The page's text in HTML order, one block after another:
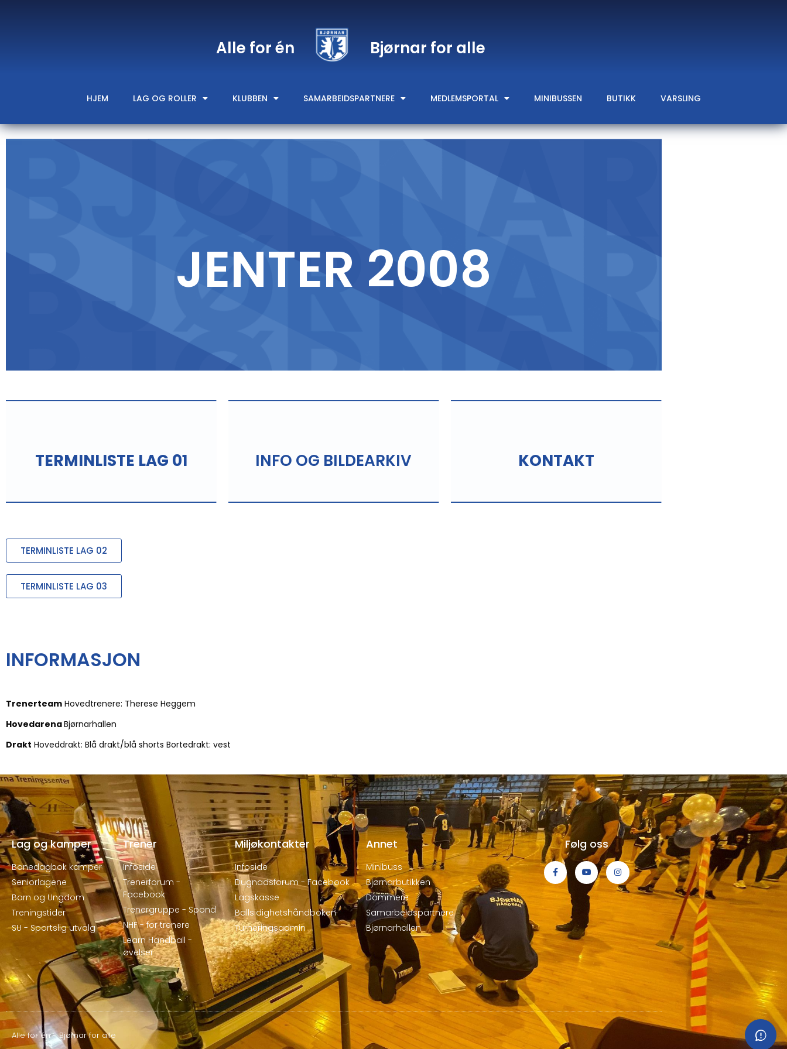
Alle for én Bjørnar for alle
HJEM LAG OG ROLLER KLUBBEN SAMARBEIDSPARTNERE MEDLEMSPORTAL MINIBUSSEN BUTIKK VARSLING
JENTER 2008
TERMINLISTE LAG 01 INFO OG BILDEARKIV KONTAKT
TERMINLISTE LAG 02
TERMINLISTE LAG 03
INFORMASJON
Trenerteam Hovedtrenere: Therese Heggem
HovedarenaBjørnarhallen
Drakt Hoveddrakt: Blå drakt/blå shorts Bortedrakt: vest
Lag og kamper
Banedagbok kamper
Seniorlagene
Barn og Ungdom
Treningstider
SU - Sportslig utvalg
Trener
Infoside
Trenerforum -
Facebook
Trenergruppe - Spond
NHF - for trenere
Learn Handball -
øvelser
Miljøkontakter
Infoside
Dugnadsforum - Facebook
Lagskasse
Ballsidighetshåndboken
Turneringsadmin
Annet
Minibuss
Bjørnarbutikken
Dommere
Samarbeidspartnere
Bjørnarhallen
Følg oss
Alle for én - Bjørnar for alle